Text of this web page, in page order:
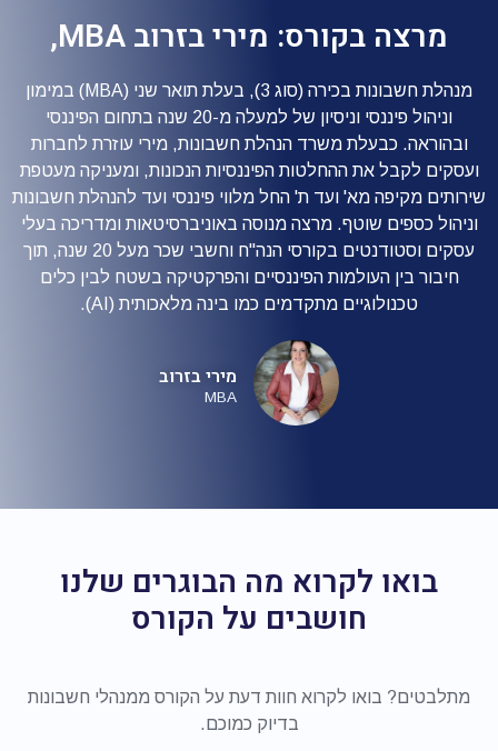
מרצה בקורס: מירי בזרוב MBA,
מנהלת חשבונות בכירה (סוג 3), בעלת תואר שני (MBA) במימון
וניהול פיננסי וניסיון של למעלה מ-20 שנה בתחום הפיננסי
ובהוראה. כבעלת משרד הנהלת חשבונות, מירי עוזרת לחברות
ועסקים לקבל את ההחלטות הפיננסיות הנכונות, ומעניקה מעטפת
שירותים מקיפה מא' ועד ת' החל מלווי פיננסי ועד להנהלת חשבונות
וניהול כספים שוטף. מרצה מנוסה באוניברסיטאות ומדריכה בעלי
עסקים וסטודנטים בקורסי הנה"ח וחשבי שכר מעל 20 שנה, תוך
חיבור בין העולמות הפיננסיים והפרקטיקה בשטח לבין כלים
טכנולוגיים מתקדמים כמו בינה מלאכותית (AI).
מירי בזרוב
MBA
בואו לקרוא מה הבוגרים שלנו
חושבים על הקורס
מתלבטים? בואו לקרוא חוות דעת על הקורס ממנהלי חשבונות
בדיוק כמוכם.